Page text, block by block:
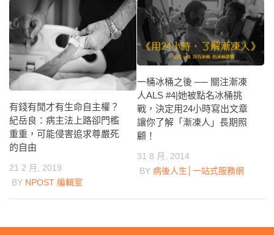
有錢有閒才有生命自主權？
紀岳良：病主法上路卻門檻
重重，可能侵害追求尊嚴死
的自由
21 2 月, 2019
BY NPOST 編輯室
一桶冰桶之後 ── 關注漸凍
人ALS #4|她被點名冰桶挑
戰，決定用24小時寫出文章
讓你了解「漸凍人」長期照
顧！
31 8 月, 2014
BY 病後人生│一站式服務網